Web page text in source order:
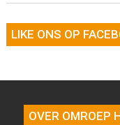
LIKE ONS OP
OVER OMROEP